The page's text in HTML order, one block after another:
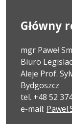
Główny
mgr Paweł
Biuro
Aleje Prof.
Bydgoszcz
tel. +48 52
e-mail: